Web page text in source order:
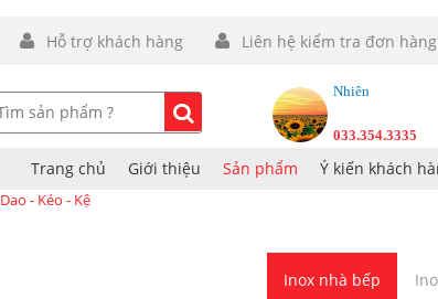
Hỗ trợ khách hàng Liên hệ kiểm tra đơn hàng
Nhiên
033.354.3335
Trang chủ Giới thiệu Sản phẩm Ý kiến khách
Dao - Kéo - Kệ
Inox nhà bếp